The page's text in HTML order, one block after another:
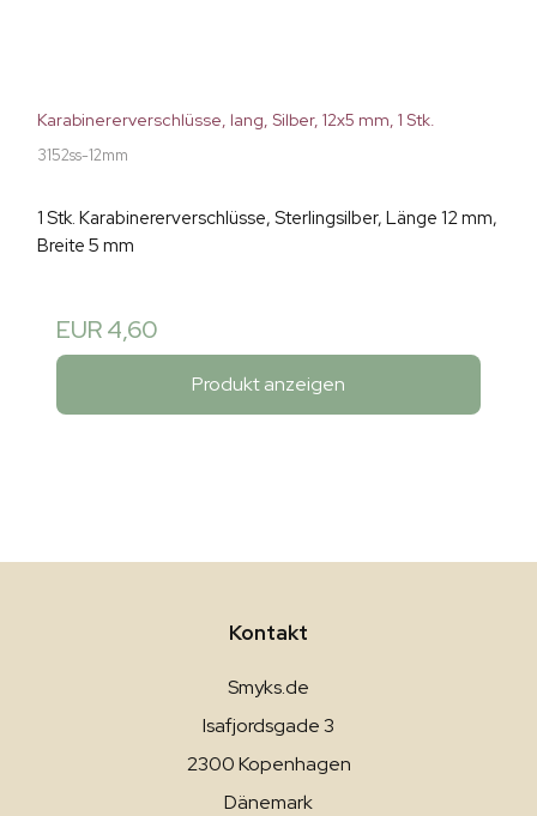
Karabinererverschlüsse, lang, Silber, 12x5 mm, 1 Stk.
3152ss-12mm
1 Stk. Karabinererverschlüsse, Sterlingsilber, Länge 12 mm,
Breite 5 mm
EUR 4,60
Produkt anzeigen
Kontakt
Smyks.de
Isafjordsgade 3
2300 Kopenhagen
Dänemark